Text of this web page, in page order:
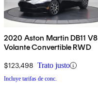
2020 Aston Martin DB11 V8
Volante Convertible RWD
$123,498 Trato justo
Incluye tarifas de conc.